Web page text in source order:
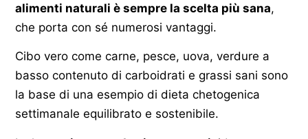
alimenti naturali è sempre la scelta più sana,
che porta con sé numerosi vantaggi.
Cibo vero come carne, pesce, uova, verdure a
basso contenuto di carboidrati e grassi sani sono
la base di una esempio di dieta chetogenica
settimanale equilibrato e sostenibile.